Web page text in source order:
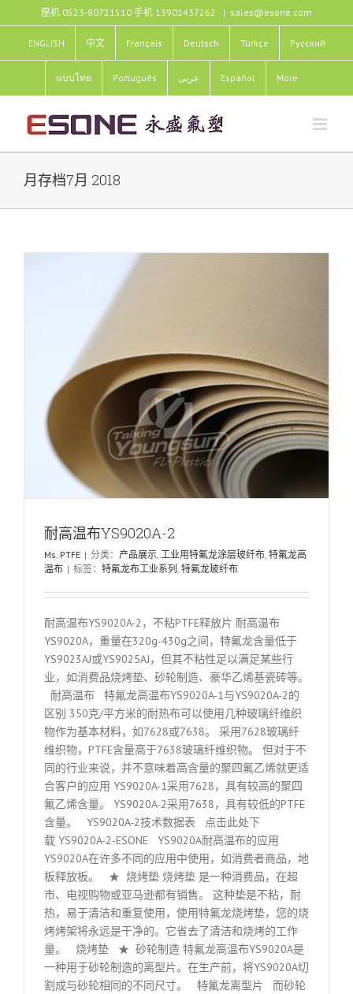
过
容
座机 0523-80721510 手机 13901437262 | sales@esone.com
ENGLISH 中文 Français Deutsch Türkçe Pусский
แบบไทย Português عربى Español More
月存档7月 2018
耐高温布YS9020A-2
Ms. PTFE | 分类： 产品展示, 工业用特氟龙涂层玻纤布, 特氟龙高
温布 | 标签： 特氟龙布工业系列 , 特氟龙玻纤布
耐高温布YS9020A-2，不粘PTFE释放片 耐高温布
YS9020A，重量在320g-430g之间，特氟龙含量低于
YS9023AJ或YS9025AJ，但其不粘性足以满足某些行
业，如消费品烧烤垫、砂轮制造、豪华乙烯基瓷砖等。
耐高温布 特氟龙高温布YS9020A-1与YS9020A-2的
区别 350克/平方米的耐热布可以使用几种玻璃纤维织
物作为基本材料，如7628或7638。 采用7628玻璃纤
维织物，PTFE含量高于7638玻璃纤维织物。 但对于不
同的行业来说，并不意味着高含量的聚四氟乙烯就更适
合客户的应用 YS9020A-1采用7628，具有较高的聚四
氟乙烯含量。 YS9020A-2采用7638，具有较低的PTFE
含量。 YS9020A-2技术数据表 点击此处下
载 YS9020A-2-ESONE YS9020A耐高温布的应用
YS9020A在许多不同的应用中使用，如消费者商品，地
板释放板。 ★ 烧烤垫 烧烤垫 是一种消费品，在超
市、电视购物或亚马逊都有销售。 这种垫是不粘，耐
热，易于清洁和重复使用，使用特氟龙烧烤垫，您的烧
烤烤架将永远是干净的。它省去了清洁和烧烤的工作
量。 烧烤垫 ★ 砂轮制造 特氟龙高温布YS9020A是
一种用于砂轮制造的离型片。在生产前，将YS9020A切
割成与砂轮相同的不同尺寸。 特氟龙离型片 而砂轮